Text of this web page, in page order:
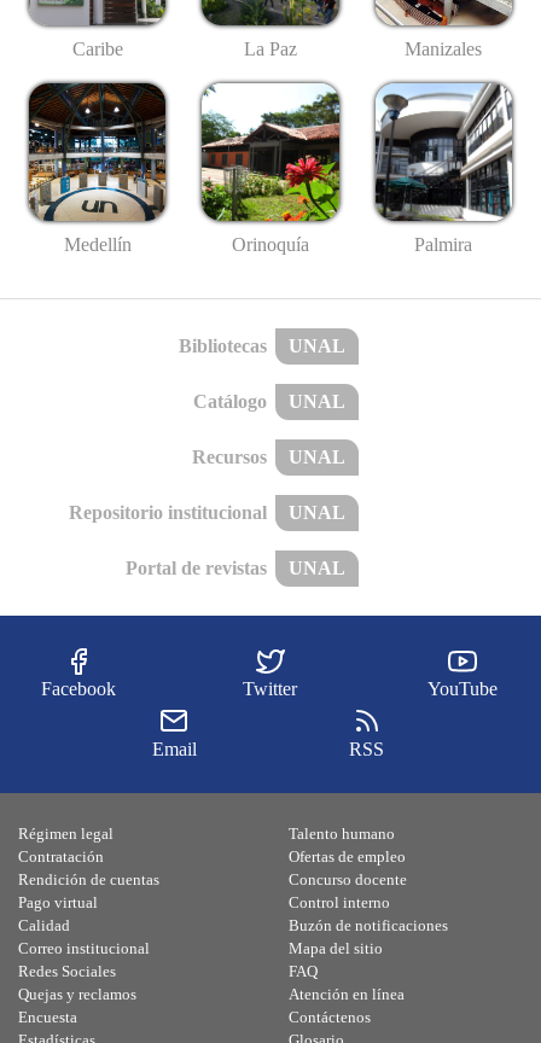
Caribe La Paz Manizales
Medellín Orinoquía Palmira
Bibliotecas UNAL
Catálogo UNAL
Recursos UNAL
Repositorio institucional UNAL
Portal de revistas UNAL
Facebook Twitter YouTube
Email RSS
Régimen legal
Contratación
Rendición de cuentas
Pago virtual
Calidad
Talento humano
Ofertas de empleo
Concurso docente
Control interno
Buzón de notificaciones
Correo institucional
Redes Sociales
Quejas y reclamos
Encuesta
Mapa del sitio
FAQ
Atención en línea
Contáctenos